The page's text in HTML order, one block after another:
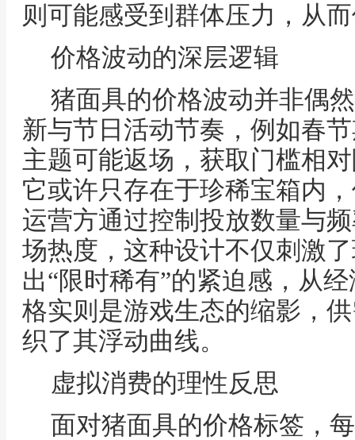
则可能感受到群体压力，从
价格波动的深层逻辑
猪面具的价格波动并非偶
新与节日活动节奏，例如春
主题可能返场，获取门槛相
它或许只存在于珍稀宝箱内
运营方通过控制投放数量与
场热度，这种设计不仅刺激
出“限时稀有”的紧迫感，从
格实则是游戏生态的缩影，
织了其浮动曲线。
虚拟消费的理性反思
面对猪面具的价格标签，